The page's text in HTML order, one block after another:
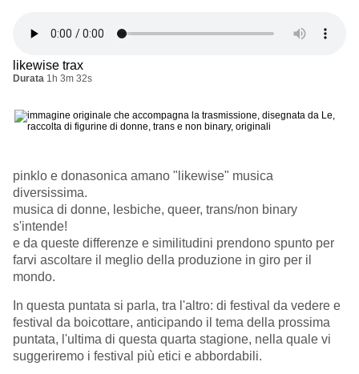
likewise trax
Durata 1h 3m 32s
pinklo e donasonica amano "likewise" musica
diversissima.
musica di donne, lesbiche, queer, trans/non binary
s'intende!
e da queste differenze e similitudini prendono spunto per
farvi ascoltare il meglio della produzione in giro per il
mondo.
In questa puntata si parla, tra l'altro: di festival da vedere e
festival da boicottare, anticipando il tema della prossima
puntata, l'ultima di questa quarta stagione, nella quale vi
suggeriremo i festival più etici e abbordabili.